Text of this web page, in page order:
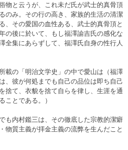
物と云うが、これ未だ氏が武士的真骨頂
のみ。その行の高き、家族的生活の清潔
、その愛国の血性ある、武士的真骨頂と
の後に於いて、もし福澤諭吉氏の感化な
全集にあらずして、福澤氏自身の性行人
載の「明治文学史」の中で愛山は（福澤
、彼が何処までも自己の品位は即ち自己
捨て、衣貌を捨て自らを律し、生涯を通
ことである。）
も内村鑑三は、その徹底した宗教的潔癖
物質主義が拝金主義の流弊を生んだこと